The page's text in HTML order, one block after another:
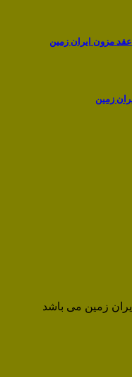
مزون ایران زمین
زمین می باشد